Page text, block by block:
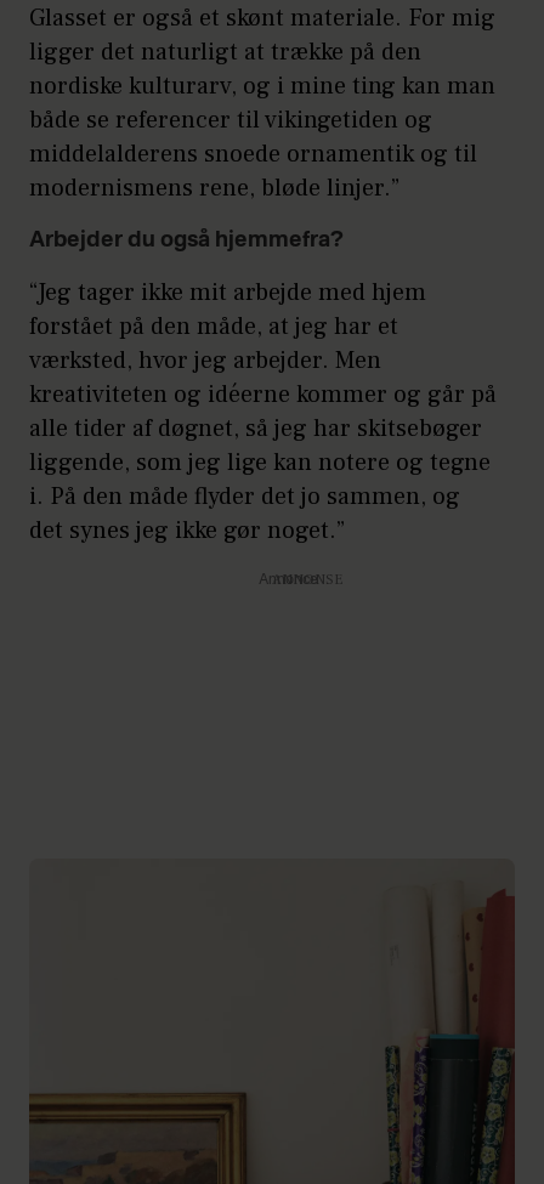
Glasset er også et skønt materiale. For mig
ligger det naturligt at trække på den
nordiske kulturarv, og i mine ting kan man
både se referencer til vikingetiden og
middelalderens snoede ornamentik og til
modernismens rene, bløde linjer.”
Arbejder du også hjemmefra?
“Jeg tager ikke mit arbejde med hjem
forstået på den måde, at jeg har et
værksted, hvor jeg arbejder. Men
kreativiteten og idéerne kommer og går på
alle tider af døgnet, så jeg har skitsebøger
liggende, som jeg lige kan notere og tegne
i. På den måde flyder det jo sammen, og
det synes jeg ikke gør noget.”
Annonce